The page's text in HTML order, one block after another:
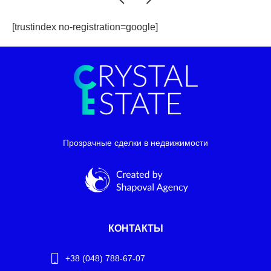
[trustindex no-registration=google]
Прозрачные сделки в недвижимости
КОНТАКТЫ
+38 (048) 788-67-07